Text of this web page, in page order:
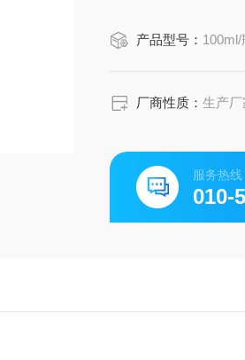
产品型号： 100ml/
厂商性质：生产厂
服务热线
010-